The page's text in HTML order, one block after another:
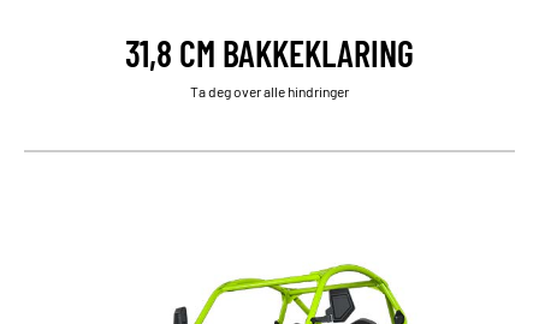
31,8 CM BAKKEKLARING
Ta deg over alle hindringer